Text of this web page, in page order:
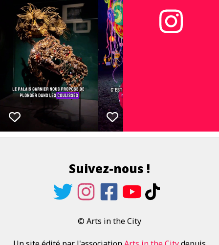
Suivez-nous !
© Arts in the City